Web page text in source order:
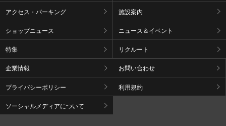
アクセス・パーキング 施設案内
ショップニュース ニュース＆イベント
特集 リクルート
企業情報 お問い合わせ
プライバシーポリシー 利用規約
ソーシャルメディアについて